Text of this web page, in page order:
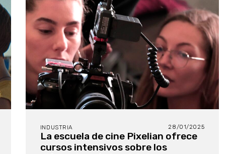
INDUSTRIA 28/01/2025
La escuela de cine Pixelian ofrece
cursos intensivos sobre los